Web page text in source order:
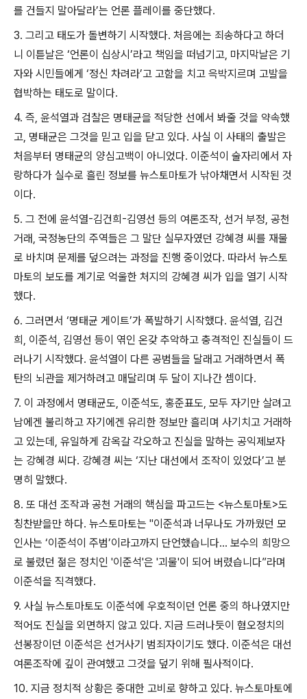
를 건들지 말아달라’는 언론 플레이를 중단했다.
3. 그리고 태도가 돌변하기 시작했다. 처음에는 죄송하다고 하더
니 이튿날은 ‘언론이 십상시 ’라고 책임을 떠넘기고, 마지막날은 기
자와 시민들에게 ‘정신 차려라’고 고함을 치고 윽박지르며 고발을
협박하는 태도로 말이다.
4. 즉, 윤석열과 검찰은 명태균을 적당한 선에서 봐줄 것을 약속했
고, 명태균은 그것을 믿고 입을 닫고 있다. 사실 이 사태의 출발은
처음부터 명태균의 양심고백이 아니었다. 이준석이 술자리에서 자
랑하다가 실수로 흘린 정보를 뉴스토마토가 낚아채면서 시작된 것
이다.
5. 그 전에 윤석열-김건희 -김영선 등의 여론조작, 선거 부정, 공천
거래, 국정농단의 주역들은 그 말단 실무자였던 강혜경 씨를 재물
로 바치며 문제를 덮으려는 과정을 진행 중이었다. 따라서 뉴스토
마토의 보도를 계기로 억울한 처지의 강혜경 씨가 입을 열기 시작
했다.
6. 그러면서 ‘명태균 게이트’가 폭발하기 시작했다. 윤석열, 김건
희 , 이준석, 김영선 등이 엮인 온갖 추악하고 충격적인 진실들이 드
러나기 시작했다. 윤석열이 다른 공범들을 달래고 거래하면서 폭
탄의 뇌관을 제거하려고 매달리며 두 달이 지나간 셈이다.
7. 이 과정에서 명태균도, 이준석도, 홍준표도, 모두 자기만 살려고
남에겐 불리하고 자기에겐 유리한 정보만 흘리며 사기치고 거래하
고 있는데 , 유일하게 감옥갈 각오하고 진실을 말하는 공익제보자
는 강혜경 씨다. 강혜경 씨는 ‘지난 대선에서 조작이 있었다’고 분
명히 말했다.
8. 또 대선 조작과 공천 거래의 핵심을 파고드는 <뉴스토마토>도
칭찬받을만 하다. 뉴스토마토는 "이준석과 너무나도 가까웠던 모
인사는 ‘이준석이 주범’이라고까지 단언했습니다... 보수의 희망으
로 불렸던 젊은 정치인 '이준석'은 '괴물'이 되어 버렸습니다”라며
이준석을 직격했다.
9. 사실 뉴스토마토도 이준석에 우호적이던 언론 중의 하나였지만
적어도 진실을 외면하지 않고 있다. 지금 드러나듯이 혐오정치의
선봉장이던 이준석은 선거사기 범죄자이기도 했다. 이준석은 대선
여론조작에 깊이 관여했고 그것을 덮기 위해 필사적이다.
10. 지금 정치적 상황은 중대한 고비로 향하고 있다. 뉴스토마토에